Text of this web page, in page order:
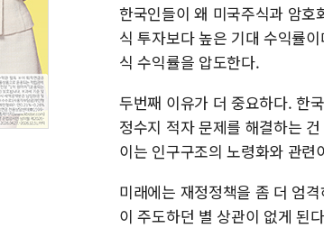
한국인들이 왜 미국주식과 암
식 투자보다 높은 기대 수익률
식 수익률을 압도한다.
두번째 이유가 더 중요하다. 한
정수지 적자 문제를 해결하는
이는 인구구조의 노령화와 관
미래에는 재정정책을 좀 더 엄
이 주도하던 별 상관이 없게 된